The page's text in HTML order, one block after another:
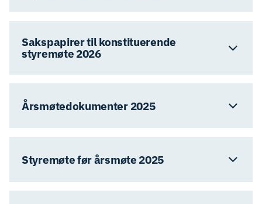
Sakspapirer til konstituerende
styremøte 2026
Årsmøtedokumenter 2025
Styremøte før årsmøte 2025